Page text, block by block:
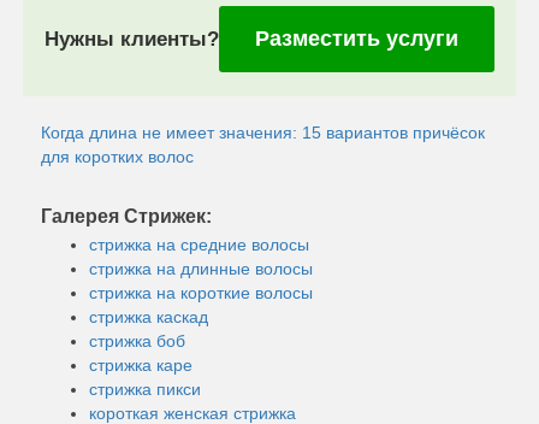
Нужны клиенты? Разместить услуги
Когда длина не имеет значения: 15 вариантов причёсок
для коротких волос
Галерея Стрижек:
стрижка на средние волосы
стрижка на длинные волосы
стрижка на короткие волосы
стрижка каскад
стрижка боб
стрижка каре
стрижка пикси
короткая женская стрижка